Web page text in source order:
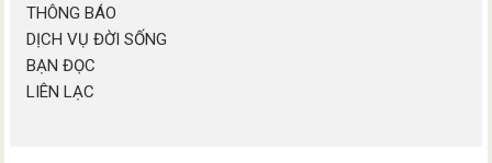
THÔNG BÁO
DỊCH VỤ ĐỜI SỐNG
BẠN ĐỌC
LIÊN LẠC